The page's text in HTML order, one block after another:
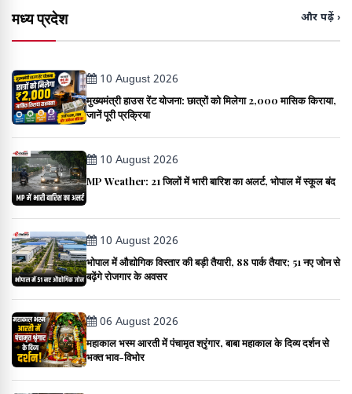
मध्य प्रदेश और पढ़ें ›
10 August 2026
मुख्यमंत्री हाउस रेंट योजना: छात्रों को मिलेगा ₹2,000 मासिक किराया,
जानें पूरी प्रक्रिया
10 August 2026
MP Weather: 21 जिलों में भारी बारिश का अलर्ट, भोपाल में स्कूल बंद
10 August 2026
भोपाल में औद्योगिक विस्तार की बड़ी तैयारी, 88 पार्क तैयार; 51 नए जोन से
बढ़ेंगे रोजगार के अवसर
06 August 2026
महाकाल भस्म आरती में पंचामृत श्रृंगार, बाबा महाकाल के दिव्य दर्शन से
भक्त भाव-विभोर